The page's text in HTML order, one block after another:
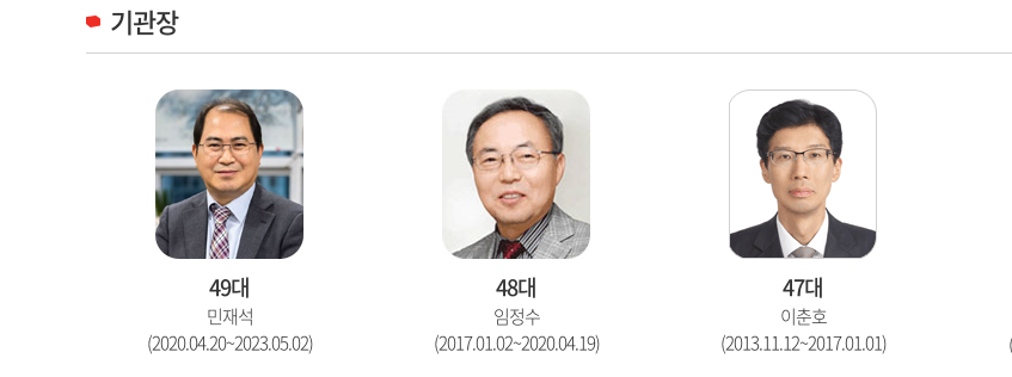
기관장
49대
민재석
(2020.04.20~2023.05.02)
48대
임정수
(2017.01.02~2020.04.19)
47대
이춘호
(2013.11.12~2017.01.01)